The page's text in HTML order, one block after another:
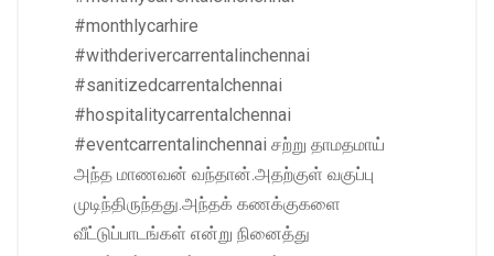
#monthlycarhire
#withderivercarrentalinchennai
#sanitizedcarrentalchennai
#hospitalitycarrentalchennai
#eventcarrentalinchennai சற்று தாமதமாய்
அந்த மாணவன் வந்தான்.அதற்குள் வகுப்பு
முடிந்திருந்தது.அந்தக் கணக்குகளை
வீட்டுப்பாடங்கள் என்று நினைத்து